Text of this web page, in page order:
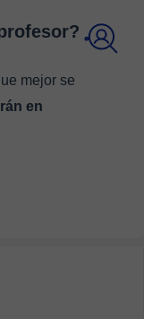
mejor se
en